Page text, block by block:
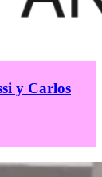
y Carlos